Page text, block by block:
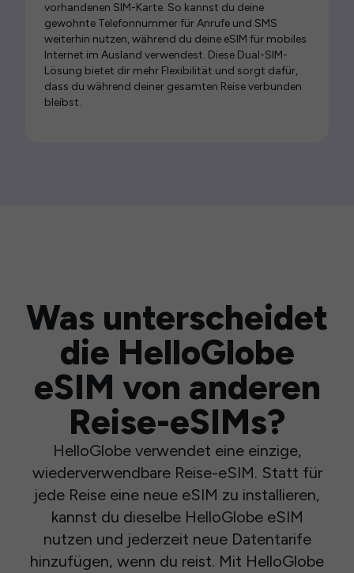
vorhandenen SIM-Karte. So kannst du deine
gewohnte Telefonnummer für Anrufe und SMS
weiterhin nutzen, während du deine eSIM für mobiles
Internet im Ausland verwendest. Diese Dual-SIM-
Lösung bietet dir mehr Flexibilität und sorgt dafür,
dass du während deiner gesamten Reise verbunden
bleibst.
Was unterscheidet
die HelloGlobe
eSIM von anderen
Reise-eSIMs?
HelloGlobe verwendet eine einzige,
wiederverwendbare Reise-eSIM. Statt für
jede Reise eine neue eSIM zu installieren,
kannst du dieselbe HelloGlobe eSIM
nutzen und jederzeit neue Datentarife
hinzufügen, wenn du reist. Mit HelloGlobe